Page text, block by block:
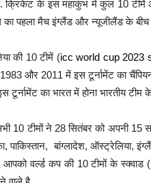
है. क्रिकेट के इस महाकुंभ में कुल 10
पहला मैच इंग्लैंड और न्यूजीलैंड के बीच
की 10 टीमें (icc world cup 2023
1983 और 2011 में इस टूर्नामेंट का
टूर्नामेंट का भारत में होना भारतीय टीम
टीमों ने 28 सितंबर को अपनी 15
पाकिस्तान, बांग्लादेश, ऑस्ट्रेलिया,
आपको वर्ल्ड कप की 10 टीमों के